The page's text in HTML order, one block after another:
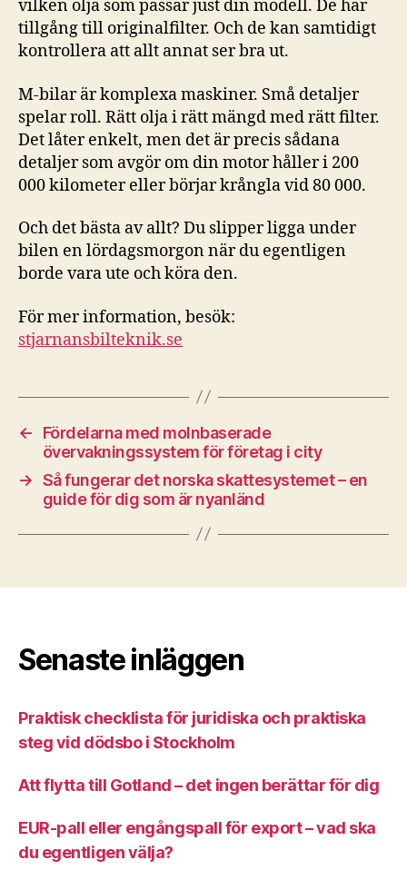
vilken olja som passar just din modell. De har
tillgång till originalfilter. Och de kan samtidigt
kontrollera att allt annat ser bra ut.
M-bilar är komplexa maskiner. Små detaljer
spelar roll. Rätt olja i rätt mängd med rätt filter.
Det låter enkelt, men det är precis sådana
detaljer som avgör om din motor håller i 200
000 kilometer eller börjar krångla vid 80 000.
Och det bästa av allt? Du slipper ligga under
bilen en lördagsmorgon när du egentligen
borde vara ute och köra den.
För mer information, besök:
stjarnansbilteknik.se
←
Fördelarna med molnbaserade
övervakningssystem för företag i city
→ Så fungerar det norska skattesystemet – en
guide för dig som är nyanländ
Senaste inläggen
Praktisk checklista för juridiska och praktiska
steg vid dödsbo i Stockholm
Att flytta till Gotland – det ingen berättar för dig
EUR-pall eller engångspall för export – vad ska
du egentligen välja?